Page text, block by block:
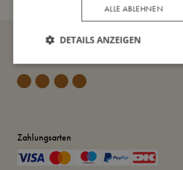
Zahlungsarten
ALLE ABLEHNEN
DETAILS ANZEIGEN